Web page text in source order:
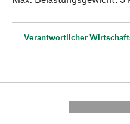
Verantwortlicher